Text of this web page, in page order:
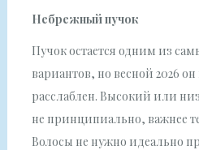
Небрежный пучок
Пучок остается одним из
вариантов, но весной 2026
расслаблен. Высокий или
не принципиально, важнее
Волосы не нужно идеально